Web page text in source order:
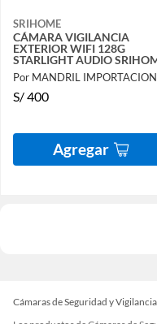
SRIHOME
CÁMARA VIGILANCIA
EXTERIOR WIFI 128G
STARLIGHT AUDIO
Por MANDRIL
S/400
Agregar
Cámaras de Seguridad y Vigilancia